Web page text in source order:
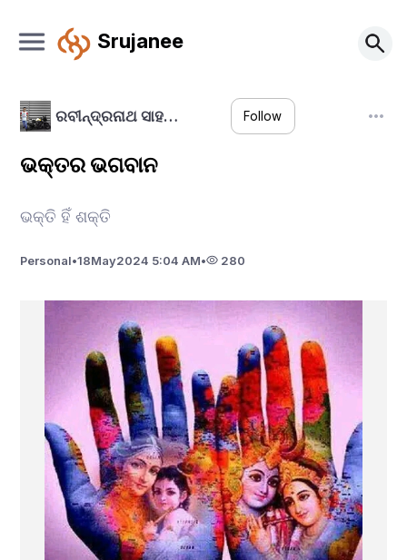
Srujanee
ରବୀନ୍ଦ୍ରନାଥ ସାହ… Follow
ଭକ୍ତର ଭଗବାନ
ଭକ୍ତି ହିଁ ଶକ୍ତି
Personal•18May2024 5:04 AM• 280